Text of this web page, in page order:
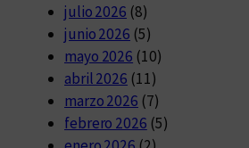
julio 2026 (8)
junio 2026 (5)
mayo 2026 (10)
abril 2026 (11)
marzo 2026 (7)
febrero 2026 (5)